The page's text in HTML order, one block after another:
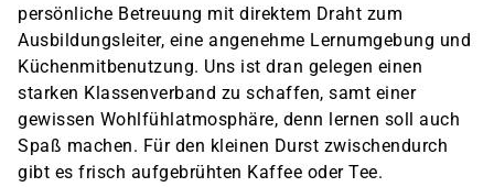
persönliche Betreuung mit direktem Draht zum
Ausbildungsleiter, eine angenehme Lernumgebung und
Küchenmitbenutzung. Uns ist dran gelegen einen
starken Klassenverband zu schaffen, samt einer
gewissen Wohlfühlatmosphäre, denn lernen soll auch
Spaß machen. Für den kleinen Durst zwischendurch
gibt es frisch aufgebrühten Kaffee oder Tee.